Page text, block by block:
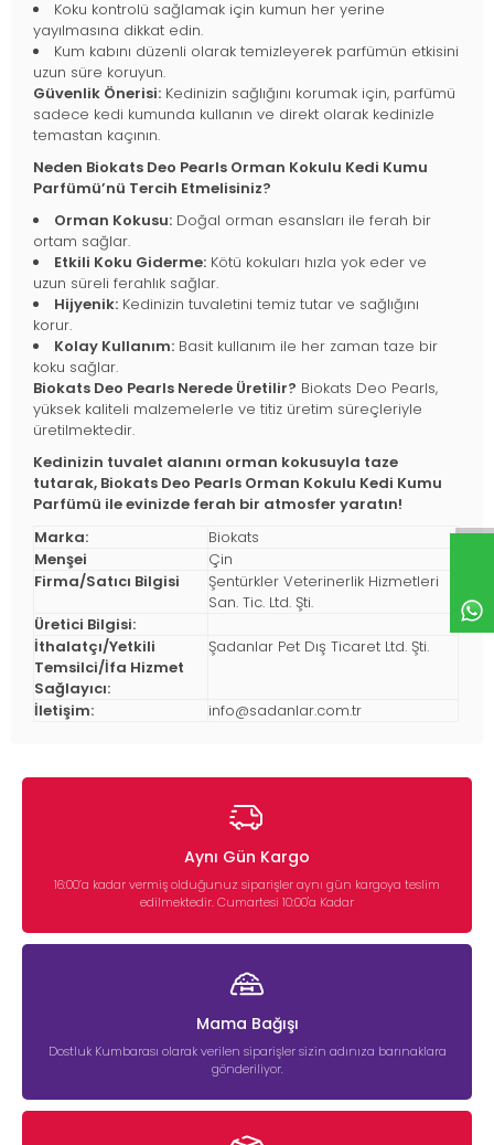
Koku kontrolü sağlamak için kumun her yerine
yayılmasına dikkat edin.
Kum kabını düzenli olarak temizleyerek parfümün etkisini
uzun süre koruyun.
Güvenlik Önerisi: Kedinizin sağlığını korumak için, parfümü
sadece kedi kumunda kullanın ve direkt olarak kedinizle
temastan kaçının.
Neden Biokats Deo Pearls Orman Kokulu Kedi Kumu
Parfümü’nü Tercih Etmelisiniz?
Orman Kokusu: Doğal orman esansları ile ferah bir
ortam sağlar.
Etkili Koku Giderme: Kötü kokuları hızla yok eder ve
uzun süreli ferahlık sağlar.
Hijyenik: Kedinizin tuvaletini temiz tutar ve sağlığını
korur.
Kolay Kullanım: Basit kullanım ile her zaman taze bir
koku sağlar.
Biokats Deo Pearls Nerede Üretilir? Biokats Deo Pearls,
yüksek kaliteli malzemelerle ve titiz üretim süreçleriyle
üretilmektedir.
Kedinizin tuvalet alanını orman kokusuyla taze
tutarak, Biokats Deo Pearls Orman Kokulu Kedi Kumu
Parfümü ile evinizde ferah bir atmosfer yaratın!
Marka:
Biokats
Menşei
Çin
Firma/Satıcı Bilgisi
Şentürkler Veterinerlik Hizmetleri
San. Tic. Ltd. Şti.
Üretici Bilgisi:
İthalatçı/Yetkili
Temsilci/İfa Hizmet
Sağlayıcı:
Şadanlar Pet Dış Ticaret Ltd. Şti.
İletişim: info@sadanlar.com.tr
Aynı Gün Kargo
16:00’a kadar vermiş olduğunuz siparişler aynı gün kargoya teslim
edilmektedir. Cumartesi 10:00'a Kadar
Mama Bağışı
Dostluk Kumbarası olarak verilen siparişler sizin adınıza barınaklara
gönderiliyor.